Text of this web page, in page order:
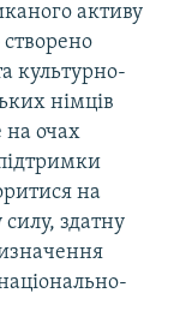
активу
створено
культурно-
німців
очах
на
здатну